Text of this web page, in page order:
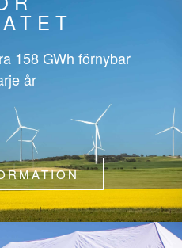
158 GWh förnybar
år